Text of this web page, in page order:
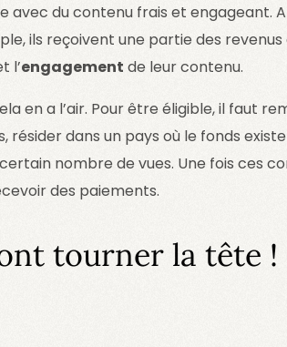
du contenu frais et engageant.
ils reçoivent une partie des revenus
l’engagement de leur contenu.
en a l’air. Pour être éligible, il faut
résider dans un pays où le fonds
nombre de vues. Une fois ces
des paiements.
tourner la tête !